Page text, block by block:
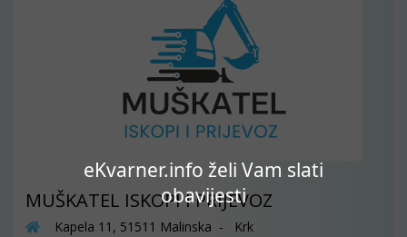
eKvarner.info želi Vam slati
obavijesti
MUŠKATEL ISKOPI I PRIJEVOZ
Kapela 11, 51511 Malinska - Krk